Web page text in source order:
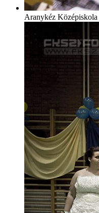
Aranykéz Középiskola